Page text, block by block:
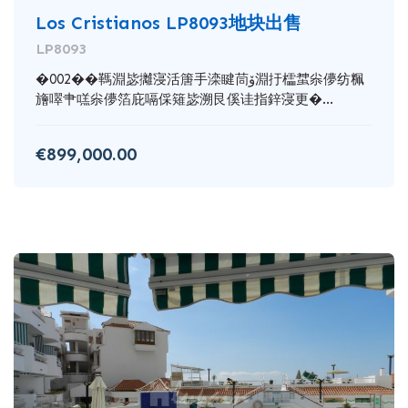
Los Cristianos LP8093地块出售
LP8093
�002��䩻淵毖攡寖活篖手滦睷茼ﯙ淵扜櫺䗝尜儚纺䊃
旝噿肀㗝尜儚箔庇嗝倸䉜毖溯艮傒诖指鋅寖更�...
€899,000.00